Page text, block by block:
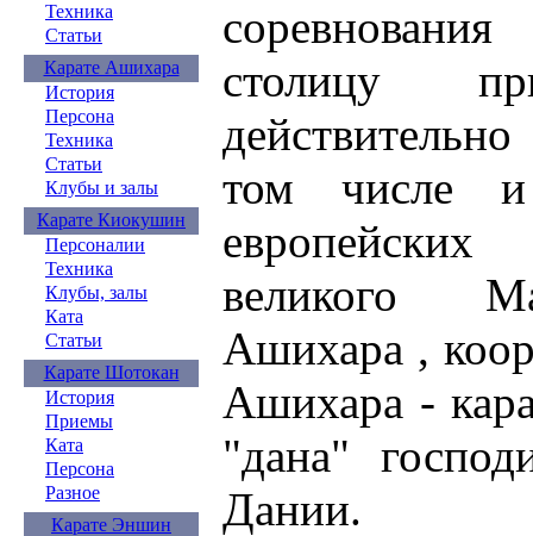
Техника
Статьи
Карате Ашихара
История
Персона
Техника
Статьи
Клубы и залы
Карате Киокушин
Персоналии
Техника
Клубы, залы
Ката
Статьи
Карате Шотокан
История
Приемы
Ката
Персона
Разное
Карате Эншин
столицу
том числе и
великого
Ашихара ,
Ашихара -
"дана"
Дании.